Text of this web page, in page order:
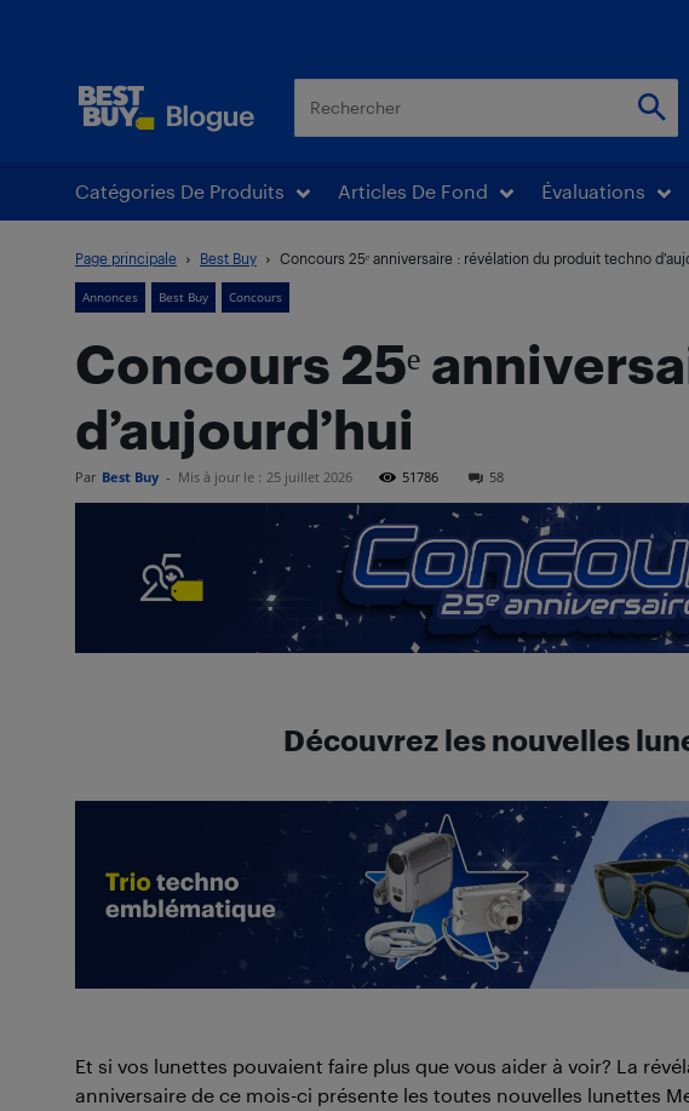
Catégories De Produits Articles De Fond Évaluations
Page principale Best Buy Concours 25ᵉ anniversaire : révélation du produit techno
Annonces Best Buy Concours
Concours 25ᵉ
d’aujourd’hui
Par Best Buy - Mis à jour le : 25 juillet 2026 51786 58
Découvrez les nouvelles
Et si vos lunettes pouvaient faire plus que vous aider à voir? La
anniversaire de ce mois-ci présente les toutes nouvelles lunettes